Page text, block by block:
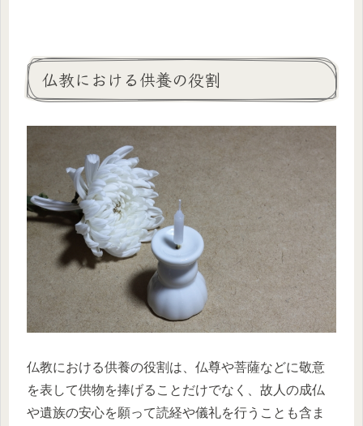
仏教における供養の役割
仏教における供養の役割は、仏尊や菩薩などに敬意
を表して供物を捧げることだけでなく、故人の成仏
や遺族の安心を願って読経や儀礼を行うことも含ま